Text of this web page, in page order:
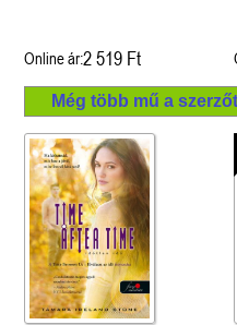
Online ár:2 519 Ft
Még több mű a